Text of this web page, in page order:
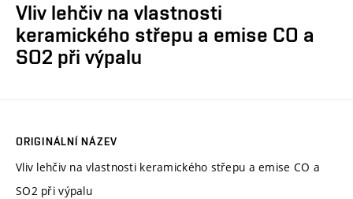
Vliv lehčiv na vlastnosti
keramického střepu a emise CO a
SO2 při výpalu
ORIGINÁLNÍ NÁZEV
Vliv lehčiv na vlastnosti keramického střepu a emise CO a
SO2 při výpalu